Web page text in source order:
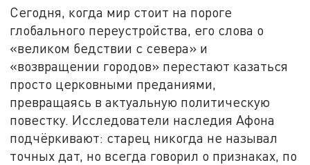
Сегодня, когда мир стоит на пороге
глобального переустройства, его слова о
«великом бедствии с севера» и
«возвращении городов» перестают казаться
просто церковными преданиями,
превращаясь в актуальную политическую
повестку. Исследователи наследия Афона
подчёркивают: старец никогда не называл
точных дат, но всегда говорил о признаках, по